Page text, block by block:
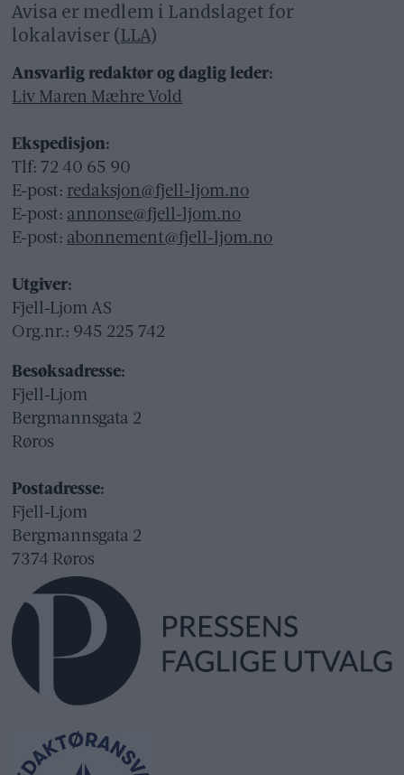
Avisa er medlem i Landslaget for
lokalaviser (LLA)
Ansvarlig redaktør og daglig leder:
Liv Maren Mæhre Vold
Ekspedisjon:
Tlf: 72 40 65 90
E-post: redaksjon@fjell-ljom.no
E-post: annonse@fjell-ljom.no
E-post: abonnement@fjell-ljom.no
Utgiver:
Fjell-Ljom AS
Org.nr.: 945 225 742
Besøksadresse:
Fjell-Ljom
Bergmannsgata 2
Røros
Postadresse:
Fjell-Ljom
Bergmannsgata 2
7374 Røros